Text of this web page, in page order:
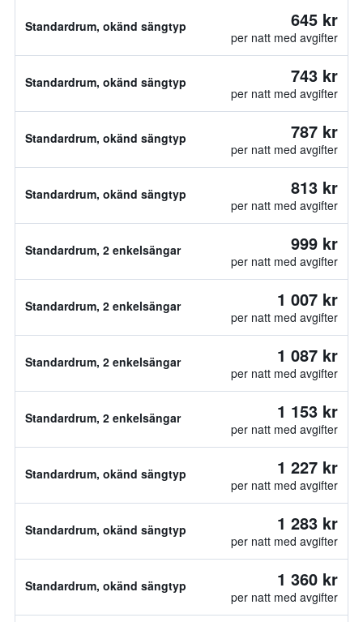
Standardrum, okänd sängtyp 645 kr
per natt med avgifter
Standardrum, okänd sängtyp 743 kr
per natt med avgifter
Standardrum, okänd sängtyp 787 kr
per natt med avgifter
Standardrum, okänd sängtyp 813 kr
per natt med avgifter
Standardrum, 2 enkelsängar 999 kr
per natt med avgifter
Standardrum, 2 enkelsängar 1 007 kr
per natt med avgifter
Standardrum, 2 enkelsängar 1 087 kr
per natt med avgifter
Standardrum, 2 enkelsängar 1 153 kr
per natt med avgifter
Standardrum, okänd sängtyp 1 227 kr
per natt med avgifter
Standardrum, okänd sängtyp 1 283 kr
per natt med avgifter
Standardrum, okänd sängtyp 1 360 kr
per natt med avgifter